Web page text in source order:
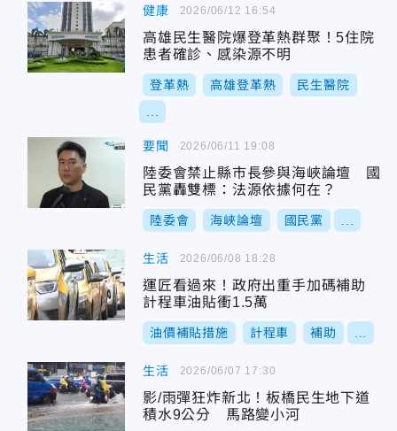
健康
高雄民生醫院爆登革熱群聚！5住院
患者確診、感染源不明
登革熱 高雄登革熱 民生醫院
2026/06/12 16:54
要聞
陸委會禁止縣市長參與海峽論壇 國
民黨轟雙標：法源依據何在？
陸委會 海峽論壇 國民黨
2026/06/11 19:08
生活
運匠看過來！政府出重手加碼補助
計程車油貼衝1.5萬
油價補貼措施 計程車 補助
2026/06/08 18:28
生活
影/雨彈狂炸新北！板橋民生地下道
積水9公分 馬路變小河
2026/06/07 17:30